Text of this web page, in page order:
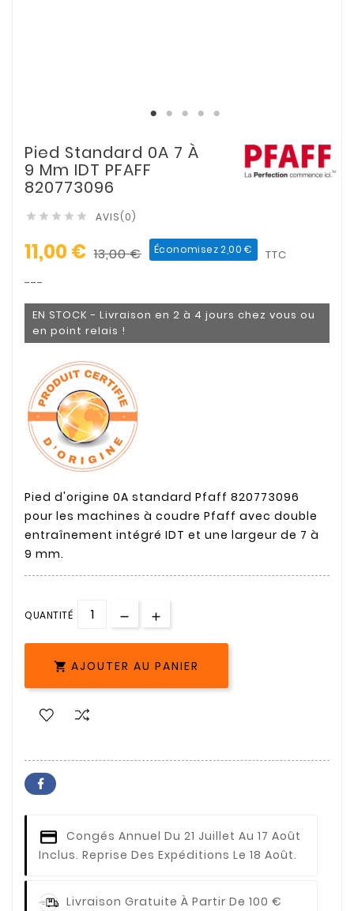
Pied Standard 0A 7 À
9 Mm IDT PFAFF
820773096
     AVIS(0)
11,00 € 13,00 € Économisez 2,00 € TTC
---
EN STOCK - Livraison en 2 à 4 jours chez vous ou
en point relais !
Pied d'origine 0A standard Pfaff 820773096
pour les machines à coudre Pfaff avec double
entraînement intégré IDT et une largeur de 7 à
9 mm.
QUANTITÉ
 AJOUTER AU PANIER
Congés Annuel Du 21 Juillet Au 17 Août
Inclus. Reprise Des Expéditions Le 18 Août.
Livraison Gratuite À Partir De 100 €